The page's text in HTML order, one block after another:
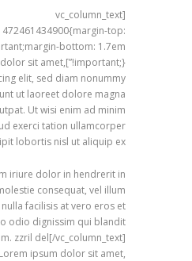
[vc_column_text
top:
bottom: 1.7em
dolor sit amet,
elit, sed diam nonummy
ut laoreet dolore magna
Ut wisi enim ad minim
exerci tation ullamcorper
lobortis nisl ut aliquip ex.
iriure dolor in hendrerit in
consequat, vel illum
facilisis at vero eros et
odio dignissim qui blandit
zzril del[/vc_column_text]
ipsum dolor sit amet,